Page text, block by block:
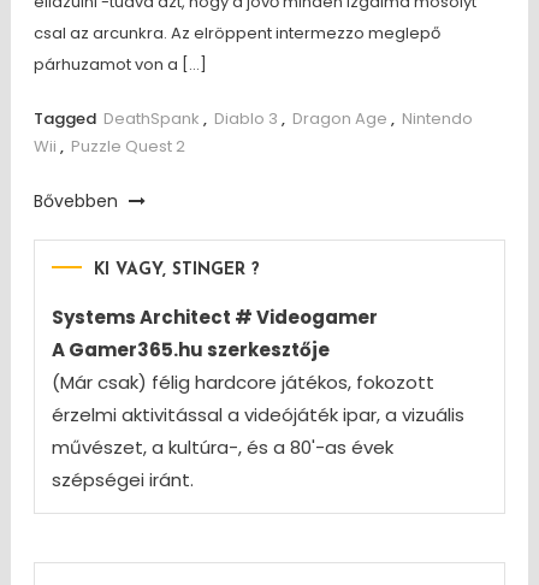
csal az arcunkra. Az elröppent intermezzo meglepő
párhuzamot von a […]
Tagged DeathSpank , Diablo 3 , Dragon Age , Nintendo
Wii , Puzzle Quest 2
Bővebben
KI VAGY, STINGER ?
Systems Architect # Videogamer
A Gamer365.hu szerkesztője
(Már csak) félig hardcore játékos, fokozott
érzelmi aktivitással a videójáték ipar, a vizuális
művészet, a kultúra-, és a 80'-as évek
szépségei iránt.